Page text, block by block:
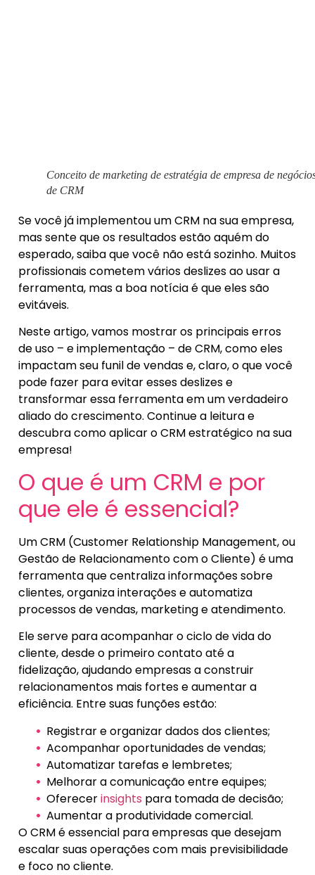
Conceito de marketing de estratégia de empresa de
de CRM
Se você já implementou um CRM na sua empresa,
mas sente que os resultados estão aquém do
esperado, saiba que você não está sozinho. Muitos
profissionais cometem vários deslizes ao usar a
ferramenta, mas a boa notícia é que eles são
evitáveis.
Neste artigo, vamos mostrar os principais erros
de uso – e implementação – de CRM, como eles
impactam seu funil de vendas e, claro, o que você
pode fazer para evitar esses deslizes e
transformar essa ferramenta em um verdadeiro
aliado do crescimento. Continue a leitura e
descubra como aplicar o CRM estratégico na sua
empresa!
O que é um CRM e por
que ele é essencial?
Um CRM (Customer Relationship Management, ou
Gestão de Relacionamento com o Cliente) é uma
ferramenta que centraliza informações sobre
clientes, organiza interações e automatiza
processos de vendas, marketing e atendimento.
Ele serve para acompanhar o ciclo de vida do
cliente, desde o primeiro contato até a
fidelização, ajudando empresas a construir
relacionamentos mais fortes e aumentar a
eficiência. Entre suas funções estão:
Registrar e organizar dados dos clientes;
Acompanhar oportunidades de vendas;
Automatizar tarefas e lembretes;
Melhorar a comunicação entre equipes;
Oferecerinsights para tomada de decisão;
Aumentar a produtividade comercial.
O CRM é essencial para empresas que desejam
escalar suas operações com mais previsibilidade
e foco no cliente.